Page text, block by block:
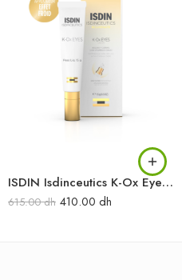
ISDIN Isdinceutics K-Ox Eyes Contour des Yeux 15G
615.00dh 410.00 dh